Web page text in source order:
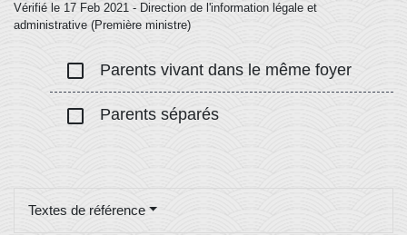
Vérifié le 17 Feb 2021 - Direction de l'information légale et
administrative (Première ministre)
check_box_outline_blank Parents vivant dans le même foyer
check_box_outline_blank Parents séparés
Textes de référence